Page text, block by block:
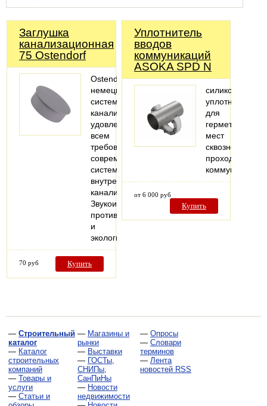
Заглушка
канализационная
75 Ostendorf
Ostendorf-
немецкая
система
канализации,
удовлетворяющая
всем
требованиям
современных
систем
внутренней
канализации.
Звукоизоляция,
противопожарная
и
экологическая…
70 руб Купить
Уплотнитель
вводов
коммуникаций
ASOKA SPD N
силиконовый
уплотнитель
для
герметизации
мест
сквозного
прохода
коммуникаций
от 6 000 руб
Купить
— Строительный
каталог
— Каталог
строительных
компаний
— Товары и
услуги
— Статьи и
— Магазины и
рынки
— Выставки
— ГОСТы,
СНИПы,
СанПиНы
— Новости
недвижимости
— Опросы
— Словари
терминов
— Лента
новостей RSS